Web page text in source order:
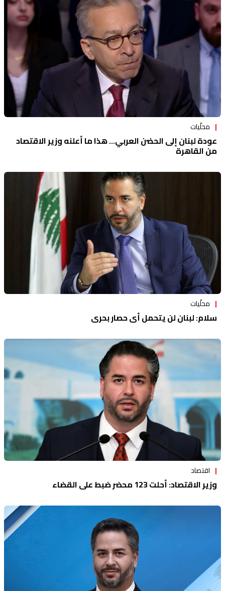
منوعات
محلّيات
عودة لبنان إلى الحضن العربي... هذا ما أعلنه وزير الاقتصاد
من القاهرة
محلّيات
سلام: لبنان لن يتحمل أي حصار بحري
اقتصاد
وزير الاقتصاد: أحلت 123 محضر ضبط على القضاء